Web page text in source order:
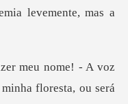
nome! - A voz